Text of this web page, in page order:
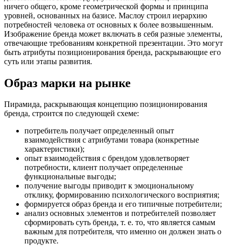
ничего общего, кроме геометрической формы и принципа
уровней, основанных на базисе. Маслоу строил иерархию
потребностей человека от основных к более возвышенным.
Изображение бренда может включать в себя разные элементы,
отвечающие требованиям конкретной презентации. Это могут
быть атрибуты позиционирования бренда, раскрывающие его
суть или этапы развития.
Образ марки на рынке
Пирамида, раскрывающая концепцию позиционирования
бренда, строится по следующей схеме:
потребитель получает определенный опыт
взаимодействия с атрибутами товара (конкретные
характеристики);
опыт взаимодействия с брендом удовлетворяет
потребности, клиент получает определенные
функциональные выгоды;
получение выгоды приводит к эмоциональному
отклику, формированию психологического восприятия;
формируется образ бренда и его типичные потребители;
анализ основных элементов и потребителей позволяет
сформировать суть бренда, т. е. то, что является самым
важным для потребителя, что именно он должен знать о
продукте.